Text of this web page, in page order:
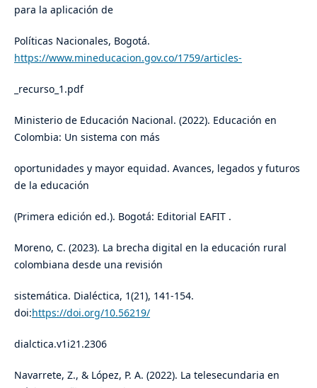
para la aplicación de
Políticas Nacionales, Bogotá.
https://www.mineducacion.gov.co/1759/articles-
_recurso_1.pdf
Ministerio de Educación Nacional. (2022). Educación en
Colombia: Un sistema con más
oportunidades y mayor equidad. Avances, legados y futuros
de la educación
(Primera edición ed.). Bogotá: Editorial EAFIT .
Moreno, C. (2023). La brecha digital en la educación rural
colombiana desde una revisión
sistemática. Dialéctica, 1(21), 141-154.
doi:https://doi.org/10.56219/
dialctica.v1i21.2306
Navarrete, Z., & López, P. A. (2022). La telesecundaria en